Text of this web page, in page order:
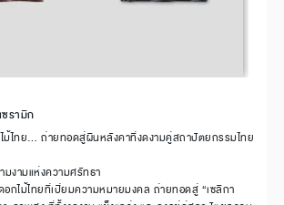
รามิก
ม้ไทย… ถ่ายทอดสู่ผืนหลังคาที่งดงามคู่สถาปัตยกรรมไทย
งามแห่งความศรัทธา
อกไม้ไทยที่เปี่ยมความหมายมงคล ถ่ายทอดสู่ “เซลิกา